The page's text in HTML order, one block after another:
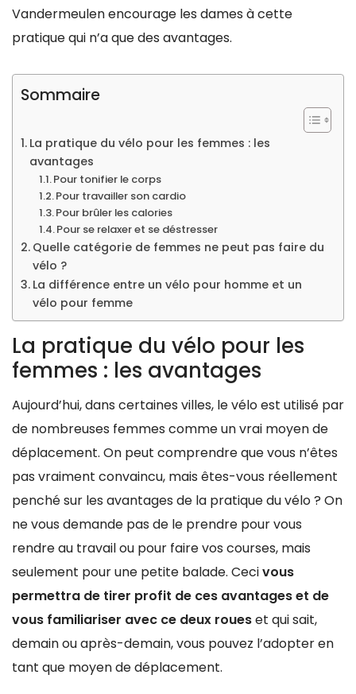
Vandermeulen encourage les dames à cette
pratique qui n’a que des avantages.
Sommaire
La pratique du vélo pour les femmes : les
avantages
Pour tonifier le corps
Pour travailler son cardio
Pour brûler les calories
Pour se relaxer et se déstresser
Quelle catégorie de femmes ne peut pas faire du
vélo ?
La différence entre un vélo pour homme et un
vélo pour femme
La pratique du vélo pour les
femmes : les avantages
Aujourd’hui, dans certaines villes, le vélo est utilisé par
de nombreuses femmes comme un vrai moyen de
déplacement. On peut comprendre que vous n’êtes
pas vraiment convaincu, mais êtes-vous réellement
penché sur les avantages de la pratique du vélo ? On
ne vous demande pas de le prendre pour vous
rendre au travail ou pour faire vos courses, mais
seulement pour une petite balade. Cecivous
permettra de tirer profit de ces avantages et de
vous familiariser avec ce deux roueset qui sait,
demain ou après-demain, vous pouvez l’adopter en
tant que moyen de déplacement.